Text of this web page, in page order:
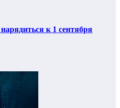
к 1 сентября